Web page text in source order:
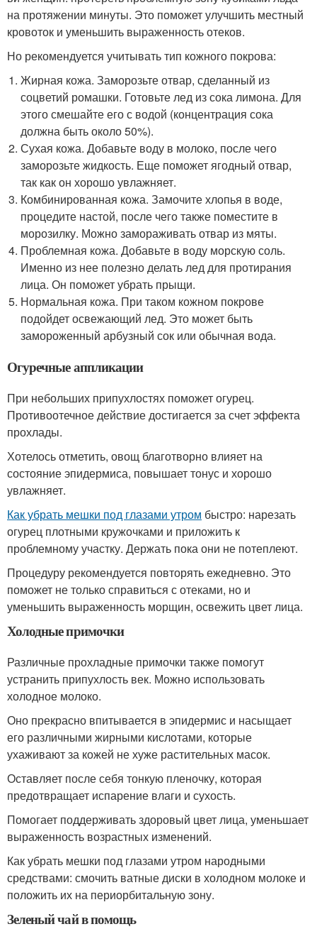
на протяжении минуты. Это поможет улучшить местный
кровоток и уменьшить выраженность отеков.
Но рекомендуется учитывать тип кожного покрова:
Жирная кожа. Заморозьте отвар, сделанный из
соцветий ромашки. Готовьте лед из сока лимона. Для
этого смешайте его с водой (концентрация сока
должна быть около 50%).
Сухая кожа. Добавьте воду в молоко, после чего
заморозьте жидкость. Еще поможет ягодный отвар,
так как он хорошо увлажняет.
Комбинированная кожа. Замочите хлопья в воде,
процедите настой, после чего также поместите в
морозилку. Можно замораживать отвар из мяты.
Проблемная кожа. Добавьте в воду морскую соль.
Именно из нее полезно делать лед для протирания
лица. Он поможет убрать прыщи.
Нормальная кожа. При таком кожном покрове
подойдет освежающий лед. Это может быть
замороженный арбузный сок или обычная вода.
Огуречные аппликации
При небольших припухлостях поможет огурец.
Противоотечное действие достигается за счет эффекта
прохлады.
Хотелось отметить, овощ благотворно влияет на
состояние эпидермиса, повышает тонус и хорошо
увлажняет.
Как убрать мешки под глазами утром быстро: нарезать
огурец плотными кружочками и приложить к
проблемному участку. Держать пока они не потеплеют.
Процедуру рекомендуется повторять ежедневно. Это
поможет не только справиться с отеками, но и
уменьшить выраженность морщин, освежить цвет лица.
Холодные примочки
Различные прохладные примочки также помогут
устранить припухлость век. Можно использовать
холодное молоко.
Оно прекрасно впитывается в эпидермис и насыщает
его различными жирными кислотами, которые
ухаживают за кожей не хуже растительных масок.
Оставляет после себя тонкую пленочку, которая
предотвращает испарение влаги и сухость.
Помогает поддерживать здоровый цвет лица, уменьшает
выраженность возрастных изменений.
Как убрать мешки под глазами утром народными
средствами: смочить ватные диски в холодном молоке и
положить их на периорбитальную зону.
Зеленый чай в помощь